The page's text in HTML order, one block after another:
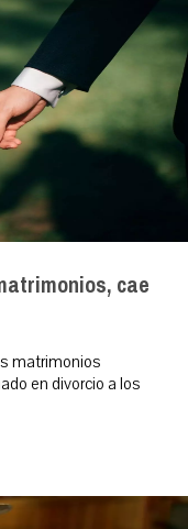
cae
matrimonios
en divorcio a los